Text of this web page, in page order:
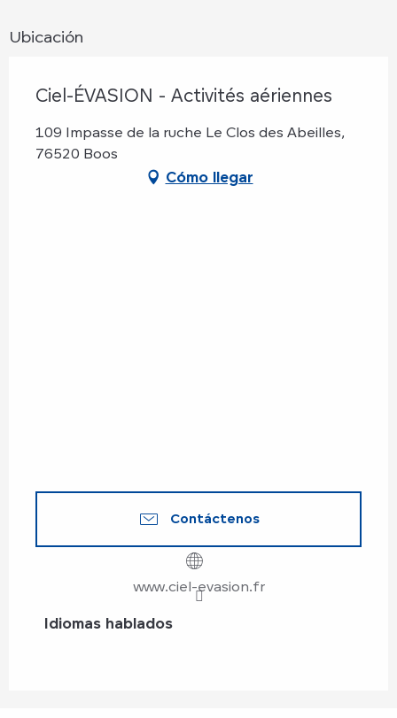
Ubicación
Ciel-ÉVASION - Activités aériennes
109 Impasse de la ruche Le Clos des Abeilles,
76520 Boos
Cómo llegar
Contáctenos
www.ciel-evasion.fr
Idiomas hablados
Idiomas hablados